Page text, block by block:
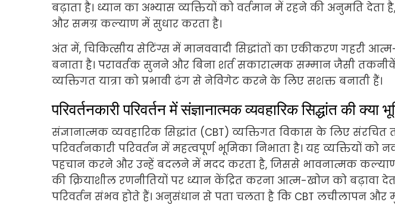
बढ़ाता है। ध्यान का अभ्यास व्यक्तियों को वर्तमान में रहने की अनुमति देता
और समग्र कल्याण में सुधार करता है।
अंत में, चिकित्सीय सेटिंग्स में मानववादी सिद्धांतों का एकीकरण गहरी
बनाता है। परावर्तक सुनने और बिना शर्त सकारात्मक सम्मान जैसी
व्यक्तिगत यात्रा को प्रभावी ढंग से नेविगेट करने के लिए सशक्त बनाती हैं।
परिवर्तनकारी परिवर्तन में संज्ञानात्मक व्यवहारिक सिद्धांत की क्या
संज्ञानात्मक व्यवहारिक सिद्धांत (CBT) व्यक्तिगत विकास के लिए
परिवर्तनकारी परिवर्तन में महत्वपूर्ण भूमिका निभाता है। यह व्यक्तियों को
पहचान करने और उन्हें बदलने में मदद करता है, जिससे भावनात्मक कल्याण
की क्रियाशील रणनीतियों पर ध्यान केंद्रित करना आत्म-खोज को बढ़ावा
परिवर्तन संभव होते हैं। अनुसंधान से पता चलता है कि CBT लचीलापन